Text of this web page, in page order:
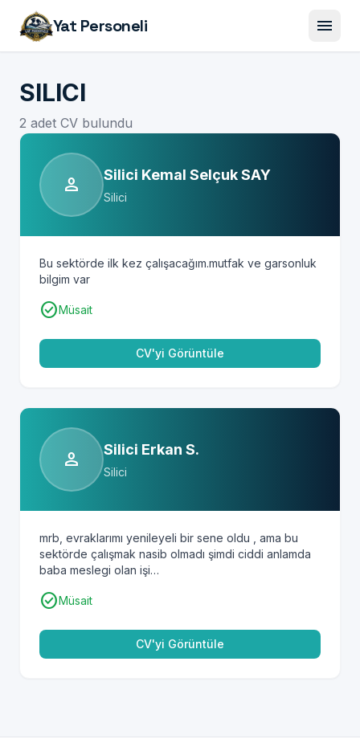
Yat Personeli menu
SILICI
2 adet CV bulundu
person Silici Kemal Selçuk SAY
Silici
Bu sektörde ilk kez çalışacağım.mutfak ve garsonluk
bilgim var
check_circleMüsait
CV'yi Görüntüle
person Silici Erkan S.
Silici
mrb, evraklarımı yenileyeli bir sene oldu , ama bu
sektörde çalışmak nasib olmadı şimdi ciddi anlamda
baba meslegi olan işi…
check_circleMüsait
CV'yi Görüntüle